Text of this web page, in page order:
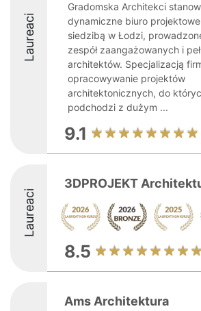
Laureaci
Gradomska Architekci
dynamiczne biuro
siedzibą w Łodzi,
zespół zaangażowanych i
architektów. Specjalizacją
opracowywanie projektów
architektonicznych, do
podchodzi z dużym ...
9.1
Laureaci
3DPROJEKT
8.5
Ams Architektura